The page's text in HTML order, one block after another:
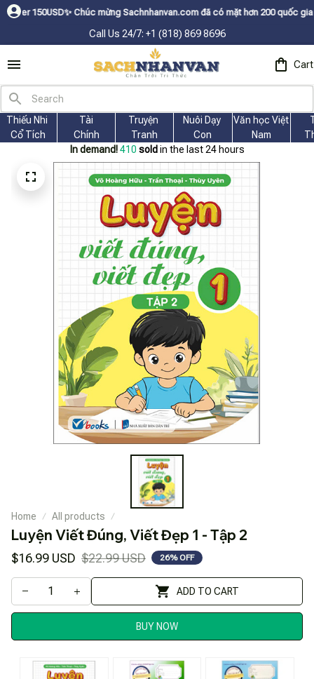
mừng Sachnhanvan.com đã có mặt hơn 200 quốc gia như Mỹ, Canada,
Call Us 24/7: +1 (818) 869 8696
Cart
Thiếu Nhi
Cổ Tích
Tài
Chính
Truyện
Tranh
Nuôi Dạy
Con
Văn học Việt
Nam
In demand! 414 sold in the last 24 hours
Home All products
Luyện Viết Đúng, Viết Đẹp 1 - Tập 2
$16.99 USD $22.99 USD 26% OFF
ADD TO CART
BUY NOW